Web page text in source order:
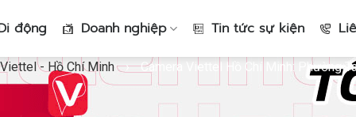
động Doanh nghiệp Tin tức sự kiện
- Hồ Chí Minh › Camera Viettel Hồ Chí Minh: Phường